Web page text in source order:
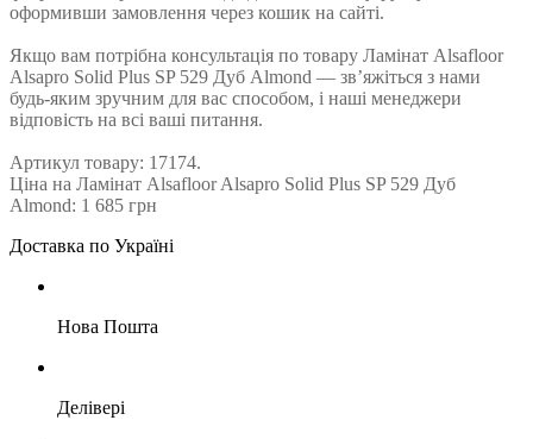
оформивши замовлення через кошик на сайті.
Якщо вам потрібна консультація по товару Ламінат Alsafloor
Alsapro Solid Plus SP 529 Дуб Almond — зв’яжіться з нами
будь-яким зручним для вас способом, і наші менеджери
відповість на всі ваші питання.
Артикул товару: 17174.
Ціна на Ламінат Alsafloor Alsapro Solid Plus SP 529 Дуб
Almond: 1 685 грн
Доставка по Україні
Нова Пошта
Делівері